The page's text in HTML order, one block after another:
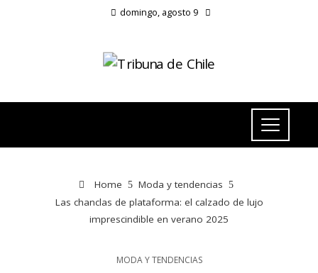
domingo, agosto 9
Home
Moda y tendencias
Las chanclas de plataforma: el calzado de lujo
imprescindible en verano 2025
MODA Y TENDENCIAS